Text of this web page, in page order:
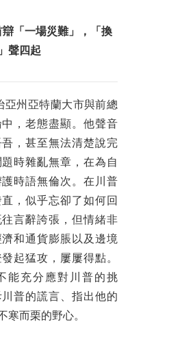
「一場災難」，「換
聲四起
亞州亞特蘭大市與前總
，老態盡顯。他聲音
，甚至無法清楚說完
時雜亂無章，在為自
時語無倫次。在川普
，似乎忘卻了如何回
言辭誇張，但情緒非
和通貨膨脹以及邊境
起猛攻，屢屢得點。
能充分應對川普的挑
普的謊言、指出他的
寒而栗的野心。